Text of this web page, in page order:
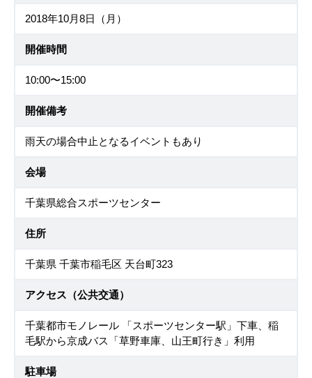
2018年10月8日（月）
開催時間
10:00〜15:00
開催備考
雨天の場合中止となるイベントもあり
会場
千葉県総合スポーツセンター
住所
千葉県 千葉市稲毛区 天台町323
アクセス（公共交通）
千葉都市モノレール 「スポーツセンター駅」下車、稲
毛駅から京成バス「草野車庫、山王町行き」利用
駐車場